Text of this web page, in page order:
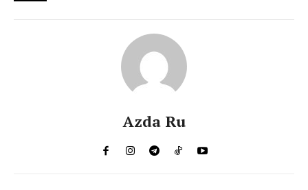
Azda Ru